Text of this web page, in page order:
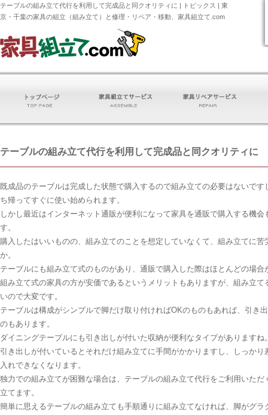
テーブルの組み立て代行を利用して完成品と同クオリティに | トピックス | 東
京・千葉の家具の組立（組み立て）と修理・リペア・移動、家具組立て.com
テーブルの組み立て代行を利用して完成品と同クオリティに
既成品のテーブルは完成した状態で購入するので組み立ての必要はないで
ち帰ってすぐに使い始められます。
しかし最近はインターネット通販が便利になって家具を通販で購入する機
す。
購入したはいいものの、組み立てのことを想定していなくて、組み立てに
か。
テーブルにも組み立て式のものがあり、通販で購入した際はほとんどの場
組み立て式の家具の方が安価であるというメリットもありますが、組み立
いので大変です。
テーブルは構成がシンプルで脚だけ取り付ければOKのものもあれば、引き
のもあります。
ダイニングテーブルにも引き出しが付いた収納が便利なタイプがありますね
引き出しが付いているとそれだけ組み立てに手間がかかりますし、しっか
入れできなくなります。
独力での組み立てが困難な場合は、テーブルの組み立て代行をご利用いた
立てます。
簡単に思えるテーブルの組み立ても手順通りに組み立てなければ、脚がグ